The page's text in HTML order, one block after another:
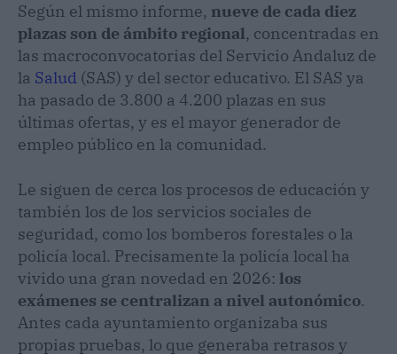
Según el mismo informe, nueve de cada diez
plazas son de ámbito regional, concentradas en
las macroconvocatorias del Servicio Andaluz de
la Salud (SAS) y del sector educativo. El SAS ya
ha pasado de 3.800 a 4.200 plazas en sus
últimas ofertas, y es el mayor generador de
empleo público en la comunidad.
Le siguen de cerca los procesos de educación y
también los de los servicios sociales de
seguridad, como los bomberos forestales o la
policía local. Precisamente la policía local ha
vivido una gran novedad en 2026: los
exámenes se centralizan a nivel autonómico.
Antes cada ayuntamiento organizaba sus
propias pruebas, lo que generaba retrasos y